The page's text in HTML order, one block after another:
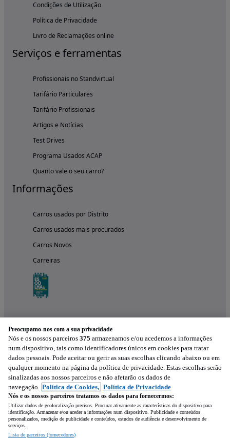
Condições de Utilização
Política de Privacidade
Livro de Reclamações online
Serviços e ferramentas
Profissionais no Standvirtual
Tarifário Particulares
Tarifário Profissionais
Artigos e Notícias
Test Drives
Programa Usados ACAP
Quanto vale o seu carro?
Informações
Carros usados por Distrito
Carros usados mais procurados
Carros Novos
Carreiras
Experimenta a aplicação
Preocupamo-nos com a sua privacidade
Nós e os nossos parceiros 375 armazenamos e/ou acedemos a informações
num dispositivo, tais como identificadores únicos em cookies para tratar
dados pessoais. Pode aceitar ou gerir as suas escolhas clicando abaixo ou em
qualquer momento na página da política de privacidade. Estas escolhas serão
sinalizadas aos nossos parceiros e não afetarão os dados de
navegação. Política de Cookies, Política de Privacidade
Nós e os nossos parceiros tratamos os dados para fornecermos:
Utilizar dados de geolocalização precisos. Procurar ativamente as características do dispositivo para
identificação. Armazenar e/ou aceder a informações num dispositivo. Publicidade e conteúdos
personalizados, medição de publicidade e conteúdos, estudos de audiência e desenvolvimento de
serviços.
Lista de parceiros (fornecedores)